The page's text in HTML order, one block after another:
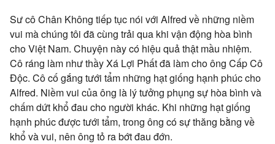
Sư cô Chân Không tiếp tục nói với Alfred về những niềm
vui mà chúng tôi đã cùng trải qua khi vận động hòa bình
cho Việt Nam. Chuyện này có hiệu quả thật mầu nhiệm.
Cô ráng làm như thầy Xá Lợi Phất đã làm cho ông Cấp Cô
Độc. Cô cố gắng tưới tẩm những hạt giống hạnh phúc cho
Alfred. Niềm vui của ông là lý tưởng phụng sự hòa bình và
chấm dứt khổ đau cho người khác. Khi những hạt giống
hạnh phúc được tưới tẩm, trong ông có sự thăng bằng về
khổ và vui, nên ông tỏ ra bớt đau đớn.